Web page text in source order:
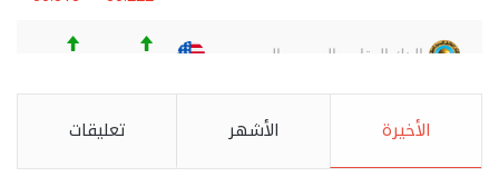
الأخيرة الأشهر تعليقات